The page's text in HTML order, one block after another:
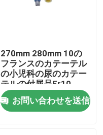
270mm 280mm 10の
フランスのカテーテル
の小児科の尿のカテー
テルの付属品Fr10
お問い合わせを送信